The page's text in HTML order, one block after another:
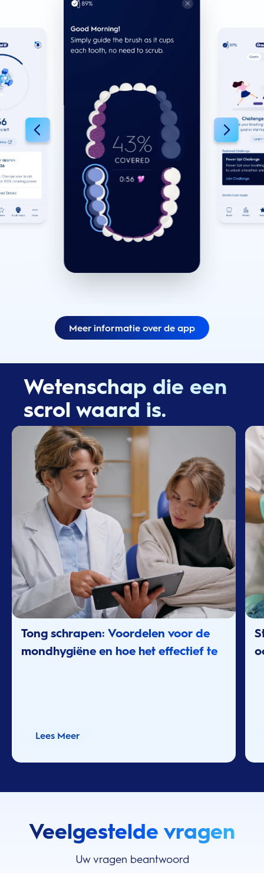
Meer informatie over de app
Wetenschap die een
scrol waard is.
Tong schrapen: Voordelen voor de
mondhygiëne en hoe het effectief te
Lees Meer
Veelgestelde vragen
Uw vragen beantwoord